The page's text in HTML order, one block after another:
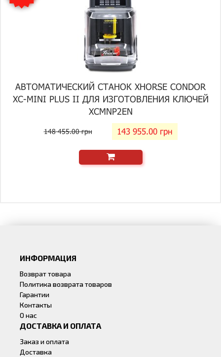
АВТОМАТИЧЕСКИЙ СТАНОК XHORSE CONDOR
XC-MINI PLUS II ДЛЯ ИЗГОТОВЛЕНИЯ КЛЮЧЕЙ
XCMNP2EN
148 455.00 грн 143 955.00 грн
ИНФОРМАЦИЯ
Возврат товара
Политика возврата товаров
Гарантии
Контакты
О нас
ДОСТАВКА И ОПЛАТА
Заказ и оплата
Доставка